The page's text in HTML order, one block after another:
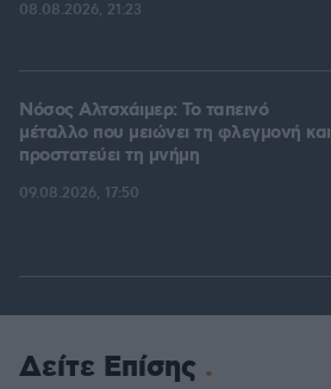
08.08.2026, 21:23
Νόσος Αλτσχάιμερ: Το ταπεινό
μέταλλο που μειώνει τη φλεγμονή και
προστατεύει τη μνήμη
09.08.2026, 17:50
Δείτε Επίσης